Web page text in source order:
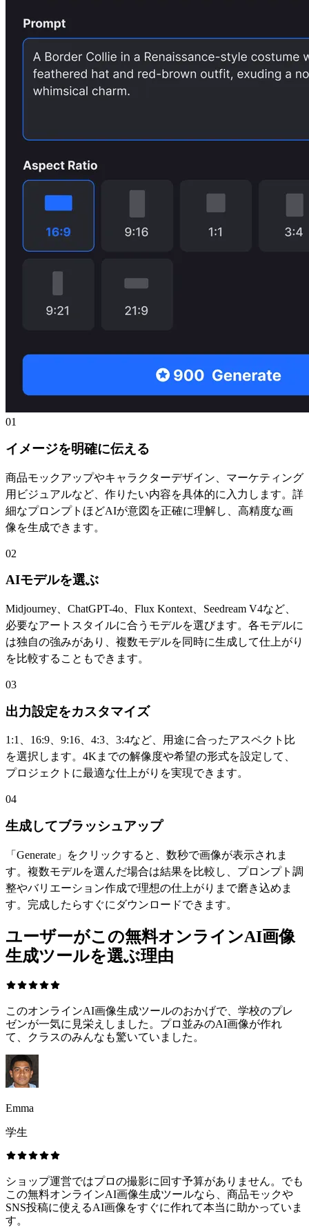
01
イメージを明確に伝える
商品モックアップやキャラクターデザイン、マーケティング
用ビジュアルなど、作りたい内容を具体的に入力します。詳
細なプロンプトほどAIが意図を正確に理解し、高精度な画
像を生成できます。
02
AIモデルを選ぶ
Midjourney、ChatGPT-4o、Flux Kontext、Seedream V4など、
必要なアートスタイルに合うモデルを選びます。各モデルに
は独自の強みがあり、複数モデルを同時に生成して仕上がり
を比較することもできます。
03
出力設定をカスタマイズ
1:1、16:9、9:16、4:3、3:4など、用途に合ったアスペクト比
を選択します。4Kまでの解像度や希望の形式を設定して、
プロジェクトに最適な仕上がりを実現できます。
04
生成してブラッシュアップ
「Generate」をクリックすると、数秒で画像が表示されま
す。複数モデルを選んだ場合は結果を比較し、プロンプト調
整やバリエーション作成で理想の仕上がりまで磨き込めま
す。完成したらすぐにダウンロードできます。
ユーザーがこの無料オンラインAI画像
生成ツールを選ぶ理由
このオンラインAI画像生成ツールのおかげで、学校のプレ
ゼンが一気に見栄えしました。プロ並みのAI画像が作れ
て、クラスのみんなも驚いていました。
Emma
学生
ショップ運営ではプロの撮影に回す予算がありません。でも
この無料オンラインAI画像生成ツールなら、商品モックや
SNS投稿に使えるAI画像をすぐに作れて本当に助かっていま
す。